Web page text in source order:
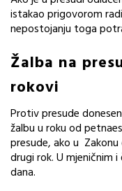
istakao prigovorom
nepostojanju toga
Žalba na
rokovi
Protiv presude
žalbu u roku od
presude, ako u
drugi rok. U mjeničnim
dana.